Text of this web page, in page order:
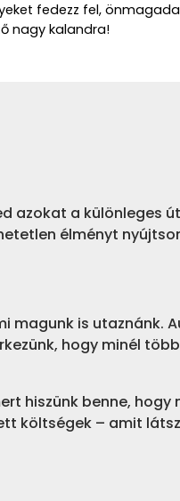
fedezz fel,
nagy kalandra!
azokat a különleges
élményt
magunk is utaznánk.
hogy minél
hiszünk benne, hogy
költségek – amit